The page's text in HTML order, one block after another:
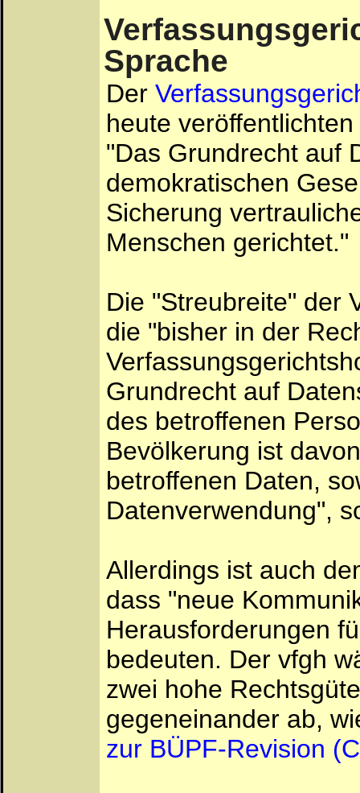
Sprache
Der
heute
"Das Grundrecht auf
demokratischen
Sicherung
Menschen gerichtet."
Die "Streubreite" der
die "bisher in der
Grundrecht auf
des betroffenen
Bevölkerung ist
betroffenen Daten,
Datenverwendung",
Allerdings ist auch
dass "neue
Herausforderungen
bedeuten. Der vfgh
zwei hohe
gegeneinander ab,
zur BÜPF-Revision